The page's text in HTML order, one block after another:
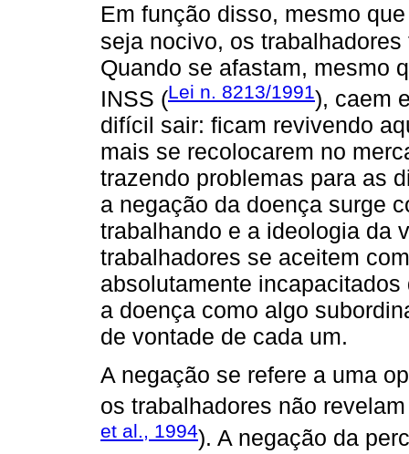
Em função disso, mesmo
seja nocivo, os
Quando se afastam, mesmo
INSS (Lei n. 8213/1991), caem
difícil sair: ficam revivendo
mais se recolocarem no
trazendo problemas para as
a negação da doença surge
trabalhando e a ideologia da
trabalhadores se aceitem
absolutamente
a doença como algo
de vontade de cada um.
A negação se refere a uma
os trabalhadores não
et al., 1994). A negação da